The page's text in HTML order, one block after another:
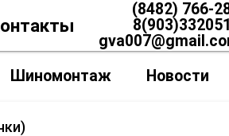
(8482) 766-
Шиномонтаж Новости